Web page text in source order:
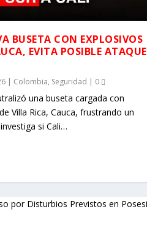
BUSETA CON EXPLOSIVOS
EVITA POSIBLE ATAQUE
| Colombia, Seguridad | 0
una buseta cargada con
Villa Rica, Cauca, frustrando un
si Cali…